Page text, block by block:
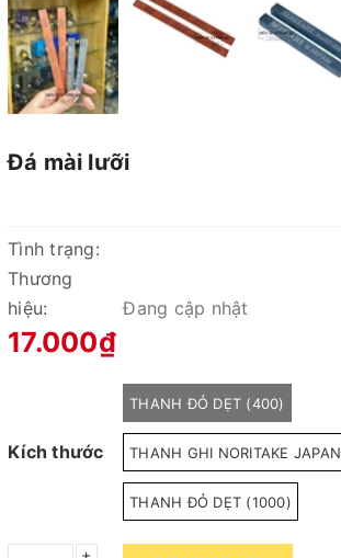
Đá mài lưỡi
Tình trạng:
Thương
hiệu:
Đang cập nhật
17.000₫
Kích thước
THANH ĐỎ DẸT (400)
THANH GHI NORITAKE JAPAN
THANH ĐỎ DẸT (1000)
+